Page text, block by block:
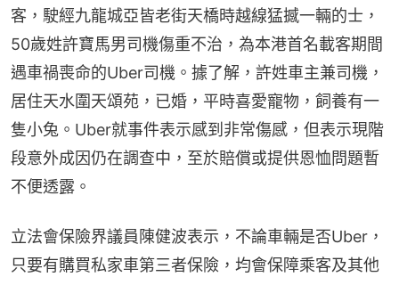
客，駛經九龍城亞皆老街天橋時越線猛撼一輛的士，
50歲姓許寶馬男司機傷重不治，為本港首名載客期間
遇車禍喪命的Uber司機。據了解，許姓車主兼司機，
居住天水圍天頌苑，已婚，平時喜愛寵物，飼養有一
隻小兔。Uber就事件表示感到非常傷感，但表示現階
段意外成因仍在調查中，至於賠償或提供恩恤問題暫
不便透露。
立法會保險界議員陳健波表示，不論車輛是否Uber，
只要有購買私家車第三者保險，均會保障乘客及其他